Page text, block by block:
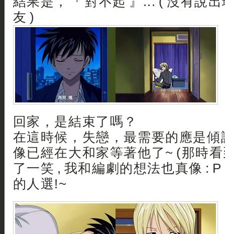
友 )
回家，是結束了嗎？
在這時候，失戀，最需要的應是
像已經在大和家等著他了~ (那時
了一笑 , 我和編劇的想法也真像 :
的人選!~